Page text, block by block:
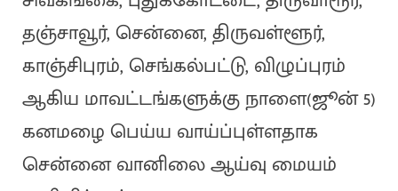
தஞ்சாவூர், சென்னை, திருவள்ளூர்,
காஞ்சிபுரம், செங்கல்பட்டு, விழுப்புரம்
ஆகிய மாவட்டங்களுக்கு நாளை(ஜூன் 5)
கனமழை பெய்ய வாய்ப்புள்ளதாக
சென்னை வானிலை ஆய்வு மையம்